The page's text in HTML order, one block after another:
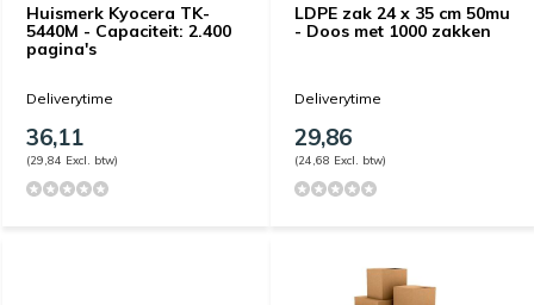
Huismerk Kyocera TK-
5440M - Capaciteit: 2.400
pagina's
Deliverytime
36,11
(29,84 Excl. btw)
LDPE zak 24 x 35 cm 50mu
- Doos met 1000 zakken
Deliverytime
29,86
(24,68 Excl. btw)